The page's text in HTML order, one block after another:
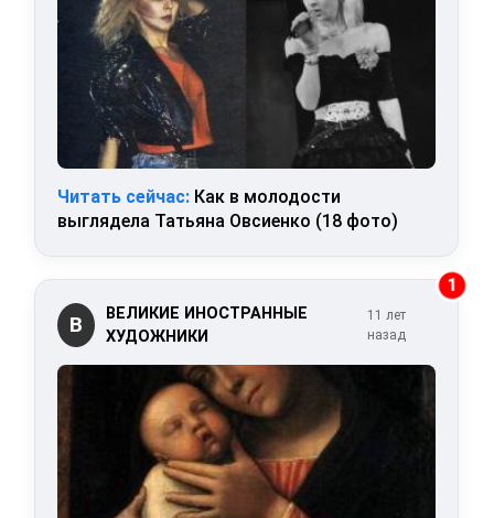
Читать сейчас: Как в молодости
выглядела Татьяна Овсиенко (18 фото)
1
В
ВЕЛИКИЕ ИНОСТРАННЫЕ
ХУДОЖНИКИ
11 лет
назад